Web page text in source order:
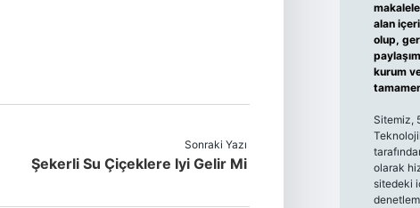
Sonraki Yazı
Şekerli Su Çiçeklere Iyi Gelir Mi
alan
olup,
kurum
Sitemiz,
olarak
sitedeki